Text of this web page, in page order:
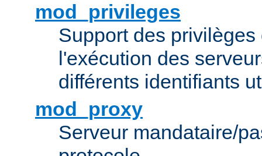
mod_privileges
Support des
l'exécution des
différents identifiants
mod_proxy
Serveur mandataire/